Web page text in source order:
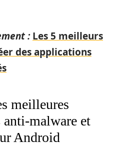
: Les 5 meilleurs
des applications
meilleures
malware et
Android